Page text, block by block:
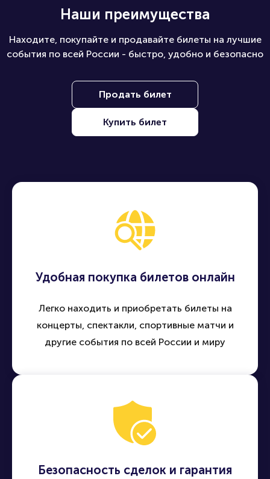
Наши преимущества
Находите, покупайте и продавайте билеты на лучшие
события по всей России - быстро, удобно и безопасно
Продать билет
Купить билет
Удобная покупка билетов онлайн
Легко находить и приобретать билеты на
концерты, спектакли, спортивные матчи и
другие события по всей России и миру
Безопасность сделок и гарантия